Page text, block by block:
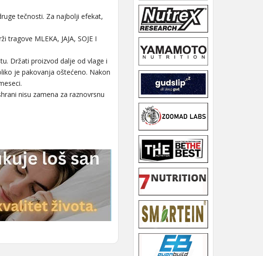
tečnosti. Za najbolji efekat,
tragove MLEKA, JAJA, SOJE I
Držati proizvod dalje od vlage i
je pakovanja oštećeno. Nakon
nisu zamena za raznovrsnu